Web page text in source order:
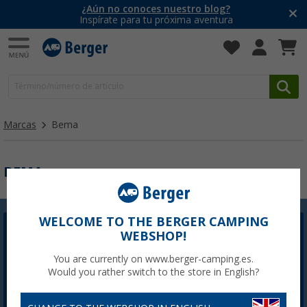
¿Aún no conoces nuestro blog?
Inspírate para tu próxima aventura
Marcas Bema
BEMA
Newsletter Berger
actualmente. Arreglaremos el problema lo antes
posible.
WELCOME TO THE BERGER CAMPING
WEBSHOP!
You are currently on www.berger-camping.es.
Would you rather switch to the store in English?